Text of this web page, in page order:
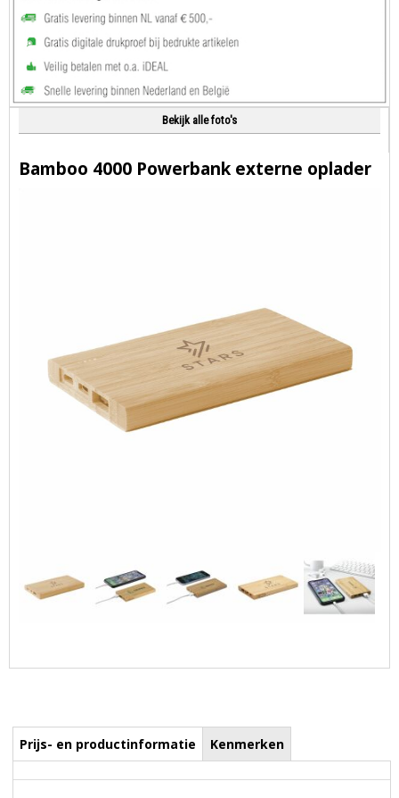
Bekijk alle foto's
Bamboo 4000 Powerbank externe oplader
Prijs- en productinformatie Kenmerken